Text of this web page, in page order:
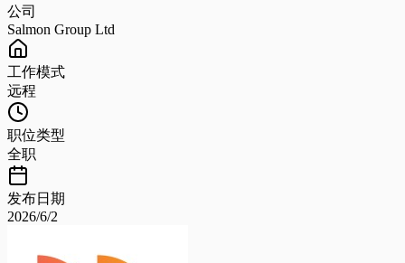
公司
Salmon Group Ltd
工作模式
远程
职位类型
全职
发布日期
2026/6/2